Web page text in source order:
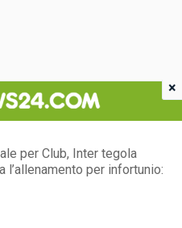
per Club, Inter tegola
l’allenamento per infortunio:
×